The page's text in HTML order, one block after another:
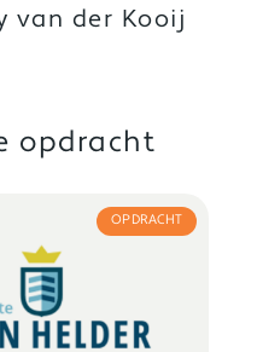
van der Kooij
opdracht
OPDRACHT